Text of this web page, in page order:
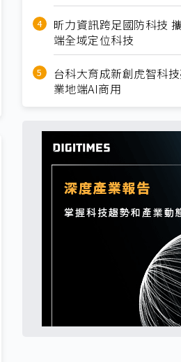
昕力資訊跨足國防科技
端全域定位科技
台科大育成新創虎智科
業地端AI商用